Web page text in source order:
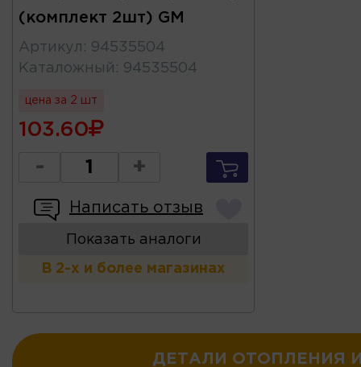
(комплект 2шт) GM
Артикул : 94535504
Каталожный : 94535504
цена за 2 шт
103.60
- +
Написать отзыв
Показать аналоги
В 2-х и более магазинах
ДЕТАЛИ ОТОПЛЕНИЯ